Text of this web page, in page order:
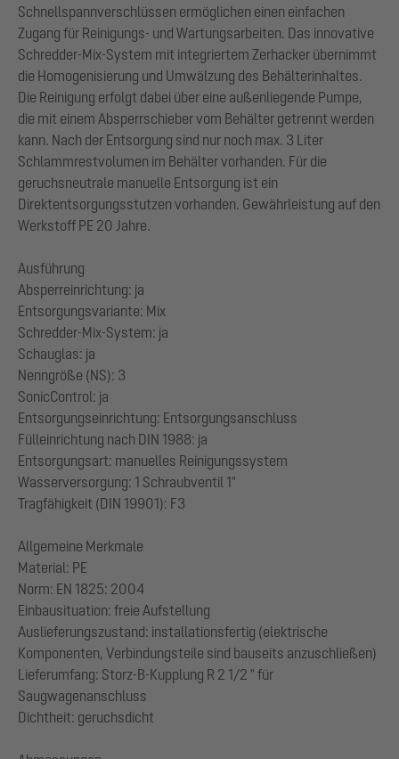
Schnellspannverschlüssen ermöglichen einen einfachen
Zugang für Reinigungs- und Wartungsarbeiten. Das innovative
Schredder-Mix-System mit integriertem Zerhacker übernimmt
die Homogenisierung und Umwälzung des Behälterinhaltes.
Die Reinigung erfolgt dabei über eine außenliegende Pumpe,
die mit einem Absperrschieber vom Behälter getrennt werden
kann. Nach der Entsorgung sind nur noch max. 3 Liter
Schlammrestvolumen im Behälter vorhanden. Für die
geruchsneutrale manuelle Entsorgung ist ein
Direktentsorgungsstutzen vorhanden. Gewährleistung auf den
Werkstoff PE 20 Jahre.
Ausführung
Absperreinrichtung: ja
Entsorgungsvariante: Mix
Schredder-Mix-System: ja
Schauglas: ja
Nenngröße (NS): 3
SonicControl: ja
Entsorgungseinrichtung: Entsorgungsanschluss
Fülleinrichtung nach DIN 1988: ja
Entsorgungsart: manuelles Reinigungssystem
Wasserversorgung: 1 Schraubventil 1"
Tragfähigkeit (DIN 19901): F3
Allgemeine Merkmale
Material: PE
Norm: EN 1825: 2004
Einbausituation: freie Aufstellung
Auslieferungszustand: installationsfertig (elektrische
Komponenten, Verbindungsteile sind bauseits anzuschließen)
Lieferumfang: Storz-B-Kupplung R 2 1/2 " für
Saugwagenanschluss
Dichtheit: geruchsdicht